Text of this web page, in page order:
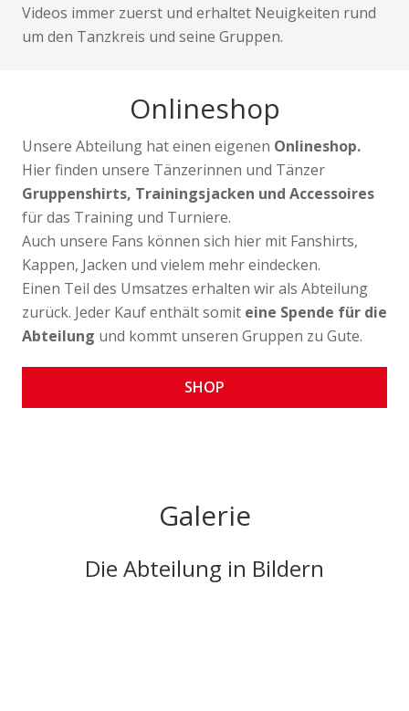
Videos immer zuerst und erhaltet Neuigkeiten rund
um den Tanzkreis und seine Gruppen.
Onlineshop
Unsere Abteilung hat einen eigenen Onlineshop.
Hier finden unsere Tänzerinnen und Tänzer
Gruppenshirts, Trainingsjacken und Accessoires
für das Training und Turniere.
Auch unsere Fans können sich hier mit Fanshirts,
Kappen, Jacken und vielem mehr eindecken.
Einen Teil des Umsatzes erhalten wir als Abteilung
zurück. Jeder Kauf enthält somit eine Spende für die
Abteilung und kommt unseren Gruppen zu Gute.
SHOP
Galerie
Die Abteilung in Bildern